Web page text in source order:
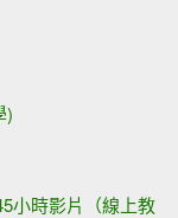
)
小時影片（線上教